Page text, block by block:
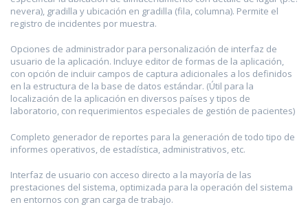
nevera), gradilla y ubicación en gradilla (fila, columna). Permite el
registro de incidentes por muestra.
Opciones de administrador para personalización de interfaz de
usuario de la aplicación. Incluye editor de formas de la aplicación,
con opción de incluir campos de captura adicionales a los definidos
en la estructura de la base de datos estándar. (Útil para la
localización de la aplicación en diversos países y tipos de
laboratorio, con requerimientos especiales de gestión de pacientes)
Completo generador de reportes para la generación de todo tipo de
informes operativos, de estadística, administrativos, etc.
Interfaz de usuario con acceso directo a la mayoría de las
prestaciones del sistema, optimizada para la operación del sistema
en entornos con gran carga de trabajo.